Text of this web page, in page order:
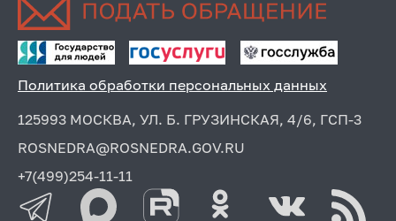
Политика обработки персональных данных
125993 МОСКВА, УЛ. Б. ГРУЗИНСКАЯ, 4/6, ГСП-3
ROSNEDRA@ROSNEDRA.GOV.RU
+7(499)254-11-11